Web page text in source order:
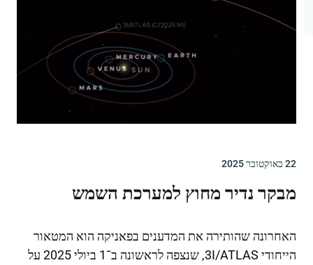
22 באוקטובר 2025
מבקר נדיר מחוץ למערכת השמש
האחרונה שהותירה את המדענים בפאניקה הוא המטאור
הייחודי 3I/ATLAS, שנצפה לראשונה ב־1 ביולי 2025 על